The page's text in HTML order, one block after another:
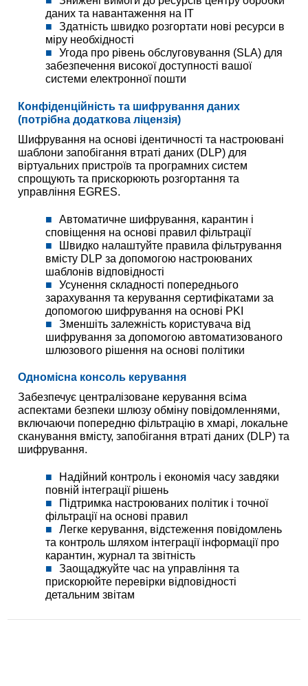
даних та навантаження на ІТ
Здатність швидко розгортати нові ресурси в
міру необхідності
Угода про рівень обслуговування (SLA) для
забезпечення високої доступності вашої
системи електронної пошти
Конфіденційність та шифрування даних
(потрібна додаткова ліцензія)
Шифрування на основі ідентичності та настроювані
шаблони запобігання втраті даних (DLP) для
віртуальних пристроїв та програмних систем
спрощують та прискорюють розгортання та
управління EGRES.
Автоматичне шифрування, карантин і
сповіщення на основі правил фільтрації
Швидко налаштуйте правила фільтрування
вмісту DLP за допомогою настроюваних
шаблонів відповідності
Усунення складності попереднього
зарахування та керування сертифікатами за
допомогою шифрування на основі PKI
Зменшіть залежність користувача від
шифрування за допомогою автоматизованого
шлюзового рішення на основі політики
Одномісна консоль керування
Забезпечує централізоване керування всіма
аспектами безпеки шлюзу обміну повідомленнями,
включаючи попередню фільтрацію в хмарі, локальне
сканування вмісту, запобігання втраті даних (DLP) та
шифрування.
Надійний контроль і економія часу завдяки
повній інтеграції рішень
Підтримка настроюваних політик і точної
фільтрації на основі правил
Легке керування, відстеження повідомлень
та контроль шляхом інтеграції інформації про
карантин, журнал та звітність
Заощаджуйте час на управління та
прискорюйте перевірки відповідності
детальним звітам